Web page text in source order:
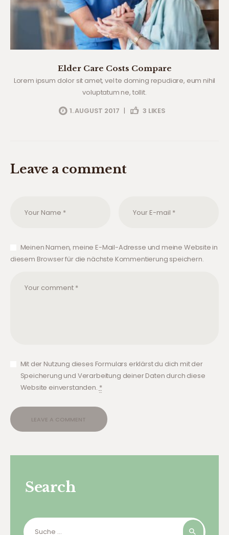
Elder Care Costs Compare
Lorem ipsum dolor sit amet, vel te doming repudiare, eum nihil
voluptatum ne, tollit.
1. AUGUST 2017 | 3 LIKES
Leave a comment
Meinen Namen, meine E-Mail-Adresse und meine Website in
diesem Browser für die nächste Kommentierung speichern.
Mit der Nutzung dieses Formulars erklärst du dich mit der
Speicherung und Verarbeitung deiner Daten durch diese
Website einverstanden. *
Search
Suche